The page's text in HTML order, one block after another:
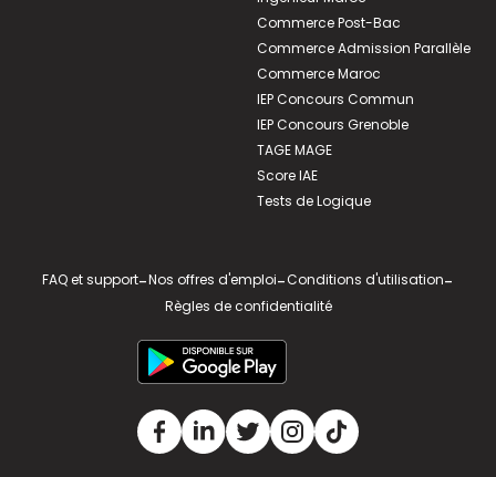
Commerce Post-Bac
Commerce Admission Parallèle
Commerce Maroc
IEP Concours Commun
IEP Concours Grenoble
TAGE MAGE
Score IAE
Tests de Logique
FAQ et support-Nos offres d'emploi-Conditions d'utilisation-
Règles de confidentialité